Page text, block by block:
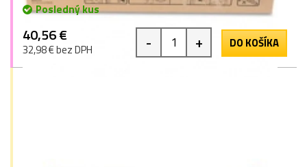
Posledný kus
40,56 €
32,98 € bez DPH - + DO KOŠÍKA